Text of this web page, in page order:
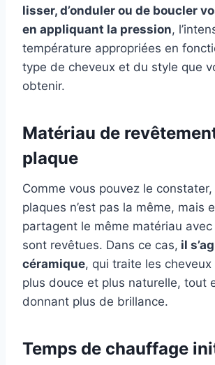
lisser, d’onduler ou de boucler
en appliquant la pression,
température appropriées en
type de cheveux et du style que
obtenir.
Matériau de
plaque
Comme vous pouvez le
plaques n’est pas la même, mais
partagent le même matériau avec
sont revêtues. Dans ce cas, il
céramique, qui traite les
plus douce et plus naturelle, tout
donnant plus de brillance.
Temps de chauffage